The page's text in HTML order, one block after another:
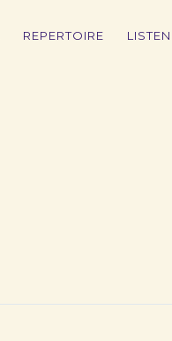
REPERTOIRE LISTEN